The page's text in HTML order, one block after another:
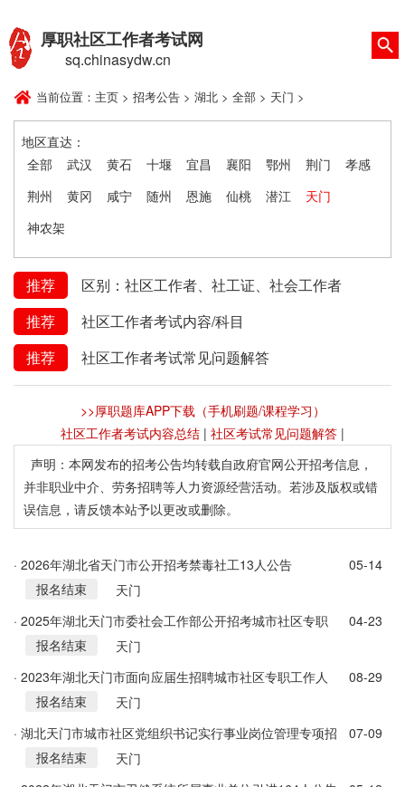
厚职社区工作者考试网
sq.chinasydw.cn
当前位置： 主页 > 招考公告 > 湖北 > 全部 > 天门 >
地区直达：
全部
武汉 黄石 十堰 宜昌 襄阳 鄂州 荆门
孝感
荆州
黄冈 咸宁 随州 恩施 仙桃 潜江
天门
神农架
推荐
区别：社区工作者、社工证、社会工作者
推荐
社区工作者考试内容/科目
推荐
社区工作者考试常见问题解答
>>厚职题库APP下载（手机刷题/课程学习）
社区工作者考试内容总结 | 社区考试常见问题解答 |
声明：本网发布的招考公告均转载自政府官网公开招考信息，
并非职业中介、劳务招聘等人力资源经营活动。若涉及版权或错
误信息，请反馈本站予以更改或删除。
· 2026年湖北省天门市公开招考禁毒社工13人公告
05-14
报名结束
天门
· 2025年湖北天门市委社会工作部公开招考城市社区专职
工作人员59名公告
04-23
报名结束
天门
· 2023年湖北天门市面向应届生招聘城市社区专职工作人
员40人公告
08-29
报名结束
天门
· 湖北天门市城市社区党组织书记实行事业岗位管理专项招
聘公告
07-09
报名结束
天门